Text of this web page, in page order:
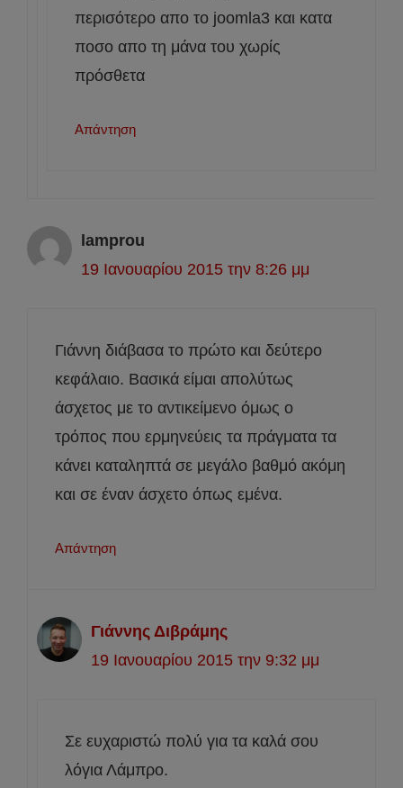
περισότερο απο το joomla3 και κατα
ποσο απο τη μάνα του χωρίς
πρόσθετα
Απάντηση
lamprou
19 Ιανουαρίου 2015 την 8:26 μμ
Γιάννη διάβασα το πρώτο και δεύτερο
κεφάλαιο. Βασικά είμαι απολύτως
άσχετος με το αντικείμενο όμως ο
τρόπος που ερμηνεύεις τα πράγματα τα
κάνει καταληπτά σε μεγάλο βαθμό ακόμη
και σε έναν άσχετο όπως εμένα.
Απάντηση
Γιάννης Διβράμης
19 Ιανουαρίου 2015 την 9:32 μμ
Σε ευχαριστώ πολύ για τα καλά σου
λόγια Λάμπρο.